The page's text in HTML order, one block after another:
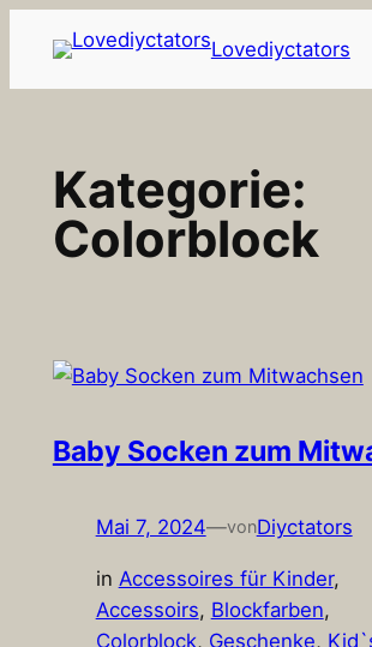
Inhalt
springen
Lovediyctators
Kategorie:
Colorblock
Baby Socken zum
Mai 7, 2024—vonDiyctators
in Accessoires für Kinder
Accessoirs, Blockfarben
Colorblock, Geschenke,